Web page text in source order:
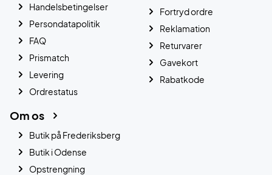
Handelsbetingelser
Persondatapolitik
FAQ
Prismatch
Levering
Ordrestatus
Fortryd ordre
Reklamation
Returvarer
Gavekort
Rabatkode
Om os
Butik på Frederiksberg
Butik i Odense
Opstrengning